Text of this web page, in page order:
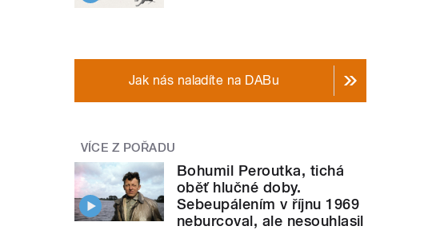
Jak nás naladíte na DABu
VÍCE Z POŘADU
Bohumil Peroutka, tichá
oběť hlučné doby.
Sebeupálením v říjnu 1969
neburcoval, ale nesouhlasil